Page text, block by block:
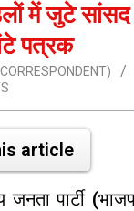
में जुटे
पत्रक
article
जनता पार्टी